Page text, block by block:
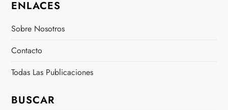
ENLACES
Sobre Nosotros
Contacto
Todas Las Publicaciones
BUSCAR